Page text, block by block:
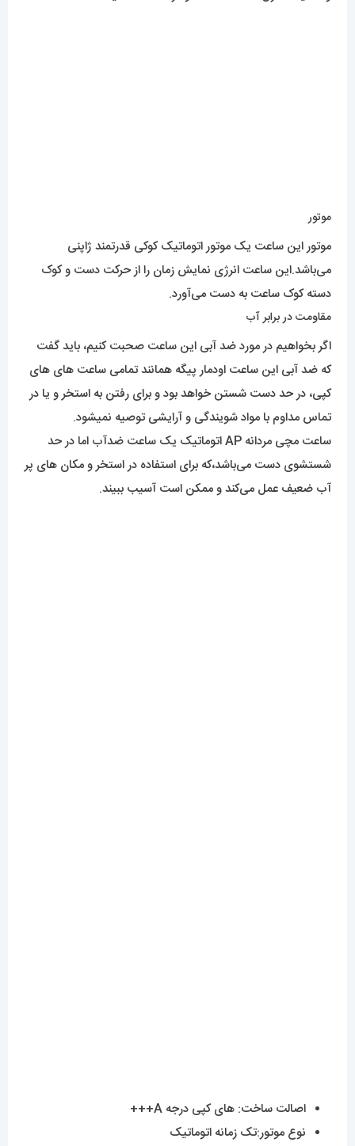
که ضد آبی این ساعت اودمار پیگه همانند تمامی ساعت های های
کپی، در حد دست شستن خواهد بود و برای رفتن به استخر و یا در
تماس مداوم با مواد شویندگی و آرایشی توصیه نمیشود.
ساعت مچی مردانه AP اتوماتیک یک ساعت ضدآب اما در حد
شستشوی دست می‌باشد،که برای استفاده در استخر و مکان های پر
آب ضعیف عمل می‌کند و ممکن است آسیب ببیند.
جنس شیشه:سافایر ضدخش
قطر صفحه: 43 میلی‌متر